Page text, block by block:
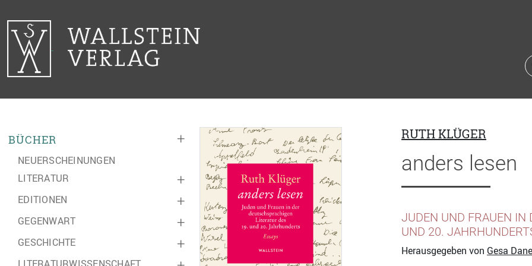
+
BÜCHER
NEUERSCHEINUNGEN
+
LITERATUR
+
EDITIONEN
+
GEGENWART
+
GESCHICHTE
RUTH KLÜGER
anders lesen
JUDEN UND FRAUEN IN
UND 20.
Herausgegeben von Gesa Dane